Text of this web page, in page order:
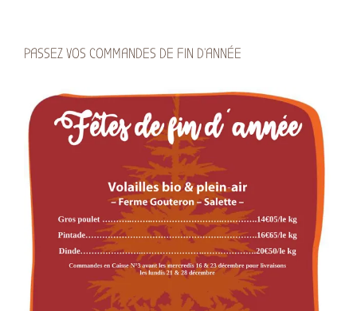
PASSEZ VOS COMMANDES DE FIN D’ANNÉE